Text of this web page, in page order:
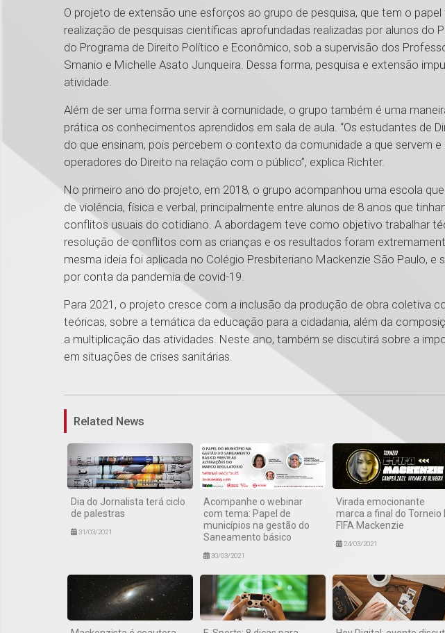
O projeto de extensão une esforços ao grupo de pesquisa, que tem o
realização de pesquisas científicas aprofundadas realizadas por alunos do
do Programa de Direito Político e Econômico, sob a supervisão dos
Smanio e Michelle Asato Junqueira. Dessa forma, pesquisa e extensão
atividade.
Além de ser uma forma servir à comunidade, o grupo também é uma
prática os conhecimentos aprendidos em sala de aula. “Os estudantes de
do que ensinam, pois percebem o contexto da comunidade a que servem e
operadores do Direito na relação com o público”, explica Richter.
No primeiro ano do projeto, em 2018, o grupo acompanhou uma escola
de violência, física e verbal, principalmente entre alunos de 8 anos que
conflitos usuais do cotidiano. A abordagem teve como objetivo trabalhar
resolução de conflitos com as crianças e os resultados foram
mesma ideia foi aplicada no Colégio Presbiteriano Mackenzie São Paulo, e
por conta da pandemia de covid-19.
Para 2021, o projeto cresce com a inclusão da produção de obra coletiva
teóricas, sobre a temática da educação para a cidadania, além da
a multiplicação das atividades. Neste ano, também se discutirá sobre a
em situações de crises sanitárias.
Related News
Dia do Jornalista terá ciclo
de palestras
31/03/2021
Acompanhe o webinar
com tema: Papel de
municípios na gestão do
Saneamento básico
30/03/2021
Virada emocionante
marca a final do Torneio
FIFA Mackenzie
24/03/2021